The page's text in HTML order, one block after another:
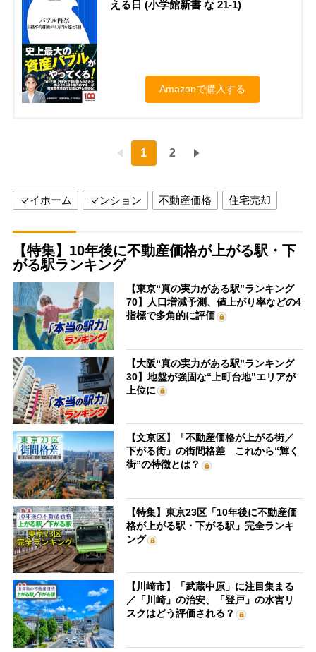
える日 (小学館新書 な 21-1)
Amazonで購入する
1 2
マイホーム マンション 不動産価格 住宅売却
【特集】10年後に不動産価格が上がる駅・下
がる駅ランキング
【東京“真の実力がある駅”ランキング
70】人口増減予測、値上がり率などの4
指標で多角的に評価
【大阪“真の実力がある駅”ランキング
30】地盤が強固な“上町台地”エリアが
上位に
【文京区】「不動産価格が上がる街／
下がる街」の街間格差 これから“輝く
街”の特徴とは？
【特集】東京23区「10年後に不動産価
格が上がる駅・下がる駅」完全ランキ
ング
【川崎市】「武蔵中原」に注目集まる
／「川崎」の治安、「登戸」の水害リ
スクはどう評価される？